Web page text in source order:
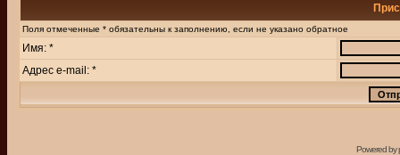
Поля отмеченные * обязательны к заполнению, если не указано обратное
Имя: *
Адрес e-mail: *
Powered by